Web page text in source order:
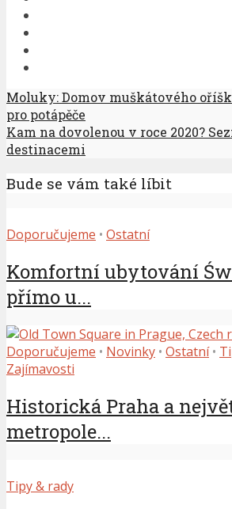
Moluky: Domov muškátového
pro potápěče
Kam na dovolenou v roce 2020?
destinacemi
Bude se vám také líbit
Doporučujeme • Ostatní
Komfortní ubytování
přímo u...
Doporučujeme • Novinky • Ostatní •
Zajímavosti
Historická Praha a
metropole...
Tipy & rady